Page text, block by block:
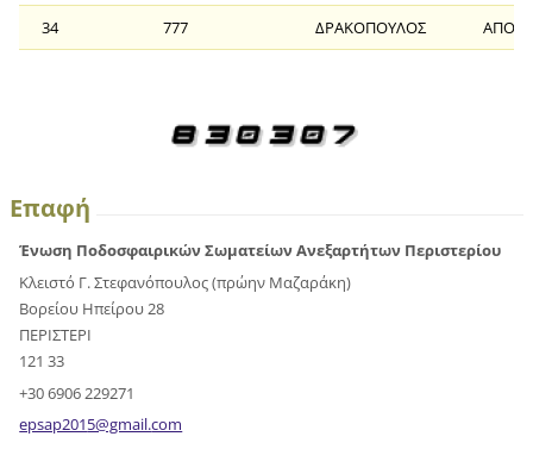
34 777 ΔΡΑΚΟΠΟΥΛΟΣ
Επαφή
Ένωση Ποδοσφαιρικών Σωματείων Ανεξαρτήτων Περιστερίου
Κλειστό Γ. Στεφανόπουλος (πρώην Μαζαράκη)
Βορείου Ηπείρου 28
ΠΕΡΙΣΤΕΡΙ
121 33
+30 6906 229271
epsap2015@gmail.com